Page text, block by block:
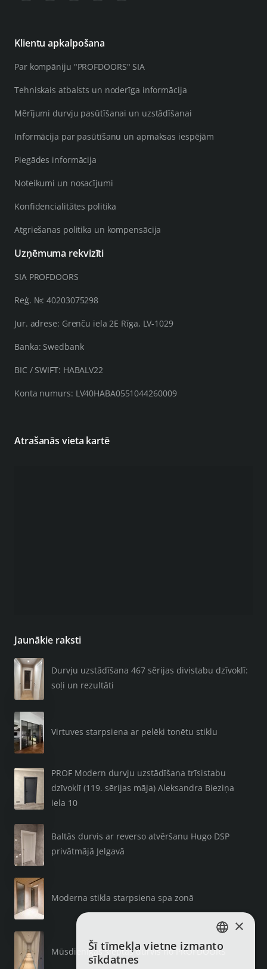
Klientu apkalpošana
Par kompāniju "PROFDOORS" SIA
Tehniskais atbalsts un noderīga informācija
Mērījumi durvju pasūtīšanai un uzstādīšanai
Informācija par pasūtīšanu un apmaksas iespējām
Piegādes informācija
Noteikumi un nosacījumi
Konfidencialitātes politika
Atgriešanas politika un kompensācija
Uzņēmuma rekvizīti
SIA PROFDOORS
Reģ. №: 40203075298
Jur. adrese: Grenču iela 2E Rīga, LV-1029
Banka: Swedbank
BIC / SWIFT: HABALV22
Konta numurs: LV40HABA0551044260009
Atrašanās vieta kartē
Jaunākie raksti
Durvju uzstādīšana 467 sērijas divistabu dzīvoklī:
soļi un rezultāti
Virtuves starpsiena ar pelēki tonētu stiklu
PROF Modern durvju uzstādīšana trīsistabu
dzīvoklī (119. sērijas māja) Aleksandra Bieziņa
iela 10
Baltās durvis ar reverso atvēršanu Hugo DSP
privātmājā Jelgavā
Moderna stikla starpsiena spa zonā
Mūsdienīgas slēptās durvis no PROFDOORSLATVIAN
×
Šī tīmekļa vietne izmanto
sīkdatnes